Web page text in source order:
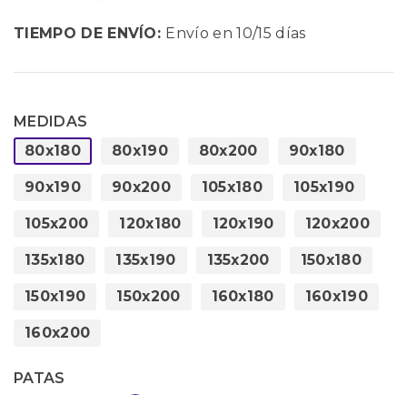
TIEMPO DE ENVÍO: Envío en 10/15 días
MEDIDAS
80x180
80x190 80x200 90x180
90x190 90x200 105x180 105x190
105x200 120x180 120x190 120x200
135x180 135x190 135x200 150x180
150x190 150x200 160x180 160x190
160x200
PATAS